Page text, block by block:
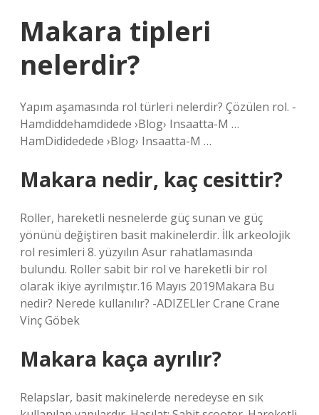
Makara tipleri
nelerdir?
Yapım aşamasında rol türleri nelerdir? Çözülen rol. -
Hamdiddehamdidede ›Blog› Insaatta-M …
HamDididedede ›Blog› Insaatta-M …
Makara nedir, kaç cesittir?
Roller, hareketli nesnelerde güç sunan ve güç
yönünü değiştiren basit makinelerdir. İlk arkeolojik
rol resimleri 8. yüzyılın Asur rahatlamasında
bulundu. Roller sabit bir rol ve hareketli bir rol
olarak ikiye ayrılmıştır.16 Mayıs 2019Makara Bu
nedir? Nerede kullanılır? -ADIZELler Crane Crane
Vinç Göbek
Makara kaça ayrılır?
Relapslar, basit makinelerde neredeyse en sık